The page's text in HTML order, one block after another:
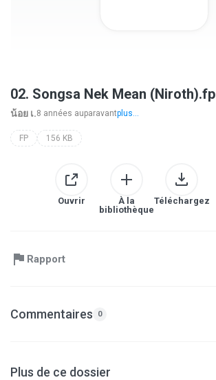
02. Songsa Nek Mean (Niroth).fp
น้อย เ.8 années auparavantplus...
FP 156 KB
Ouvrir
À la
bibliothèque
Téléchargez
Rapport
Commentaires 0
Plus de ce dossier